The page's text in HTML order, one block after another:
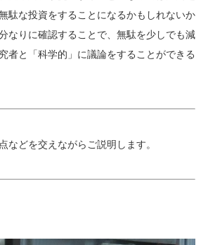
駄な投資をすることになるかもしれないか
なりに確認することで、無駄を少しでも減
者と「科学的」に議論をすることができる
どを交えながらご説明します。